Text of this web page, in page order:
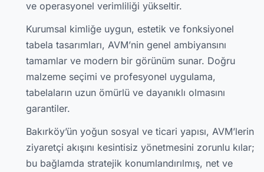
ve operasyonel verimliliği yükseltir.
Kurumsal kimliğe uygun, estetik ve fonksiyonel
tabela tasarımları, AVM’nin genel ambiyansını
tamamlar ve modern bir görünüm sunar. Doğru
malzeme seçimi ve profesyonel uygulama,
tabelaların uzun ömürlü ve dayanıklı olmasını
garantiler.
Bakırköy’ün yoğun sosyal ve ticari yapısı, AVM’lerin
ziyaretçi akışını kesintisiz yönetmesini zorunlu kılar;
bu bağlamda stratejik konumlandırılmış, net ve